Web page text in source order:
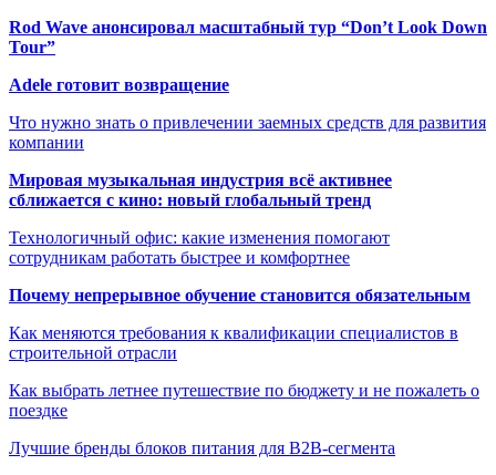
Rod Wave анонсировал масштабный тур “Don’t Look Down
Tour”
Adele готовит возвращение
Что нужно знать о привлечении заемных средств для развития
компании
Мировая музыкальная индустрия всё активнее
сближается с кино: новый глобальный тренд
Технологичный офис: какие изменения помогают
сотрудникам работать быстрее и комфортнее
Почему непрерывное обучение становится обязательным
Как меняются требования к квалификации специалистов в
строительной отрасли
Как выбрать летнее путешествие по бюджету и не пожалеть о
поездке
Лучшие бренды блоков питания для B2B-сегмента